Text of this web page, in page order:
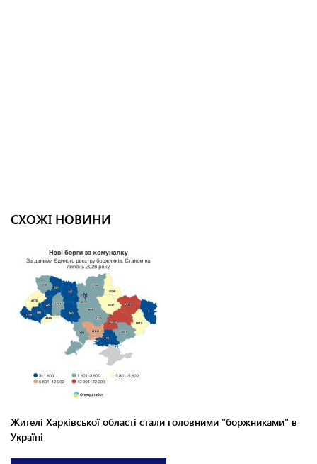
СХОЖІ НОВИНИ
Жителі Харківської області стали головними "боржниками" в
Україні